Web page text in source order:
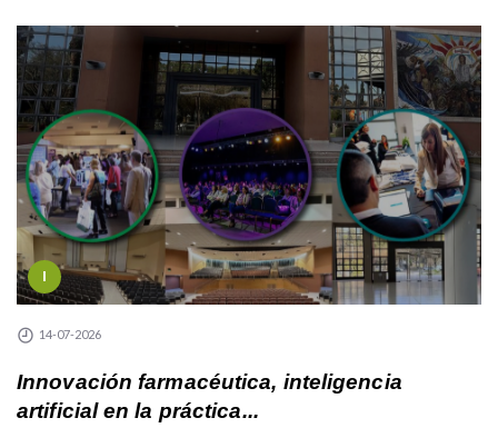
I
14-07-2026
Innovación farmacéutica, inteligencia
artificial en la práctica...